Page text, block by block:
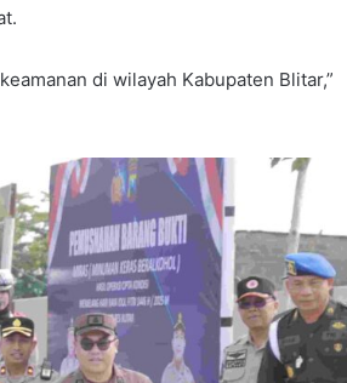
di wilayah Kabupaten Blitar,”